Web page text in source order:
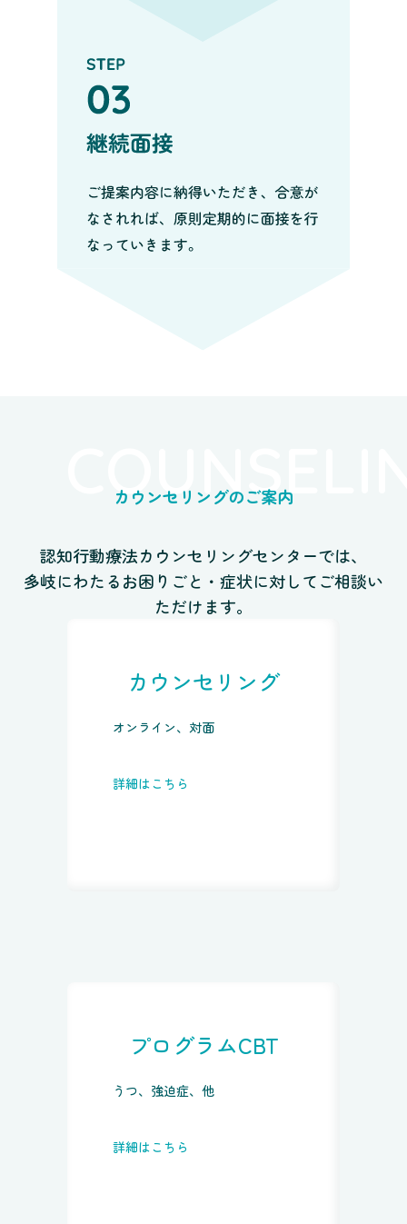
カウンセリングのご案内
認知行動療法カウンセリングセンターでは、
多岐にわたるお困りごと・症状に対してご相談い
ただけます。
カウンセリング
オンライン、対面
詳細はこちら
プログラムCBT
うつ、強迫症、他
詳細はこちら